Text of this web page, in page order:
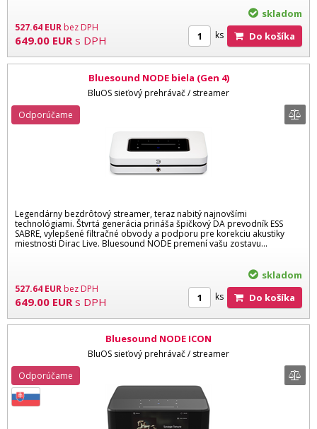
527.64 EUR bez DPH
649.00 EUR s DPH
skladom
ks Do košíka
Bluesound NODE biela (Gen 4)
BluOS sieťový prehrávač / streamer
Legendárny bezdrôtový streamer, teraz nabitý najnovšími
technológiami. Štvrtá generácia prináša špičkový DA prevodník ESS
SABRE, vylepšené filtračné obvody a podporu pre korekciu akustiky
miestnosti Dirac Live. Bluesound NODE premení vašu zostavu...
527.64 EURbez DPH
649.00 EUR s DPH
Odporúčame
skladom
ks Do košíka
Bluesound NODE ICON
BluOS sieťový prehrávač / streamer
Odporúčame